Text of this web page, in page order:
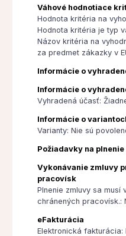
Váhové hodnotiace
Hodnota kritéria na
Hodnota kritéria je typ
Názov kritéria na
za predmet zákazky v
Informácie o
Informácie o
Vyhradená účasť:
Informácie o
Varianty: Nie sú
Požiadavky na
Vykonávanie zmluvy
pracovísk
Plnenie zmluvy sa
chránených pracovísk.:
eFakturácia
Elektronická fakturácia: